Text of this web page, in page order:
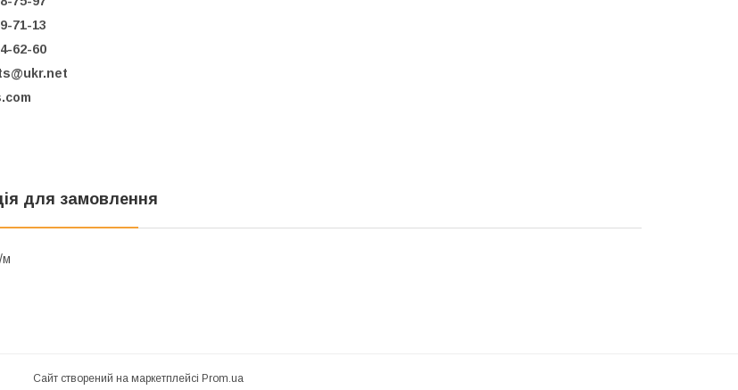
71-13
62-60
для замовлення
м
Сайт створений на маркетплейсі Prom.ua